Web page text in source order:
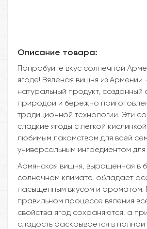
Описание товара:
Попробуйте вкус солнечной
ягоде! Вяленая вишня из Армении
натуральный продукт, созданный
природой и бережно
традиционной технологии. Эти
сладкие ягоды с легкой
любимым лакомством для всей
универсальным ингредиентом
Армянская вишня, выращенная в
солнечном климате, обладает
насыщенным вкусом и ароматом.
правильном процессе вяления
свойства ягод сохраняются, а
сладость раскрывается в полной